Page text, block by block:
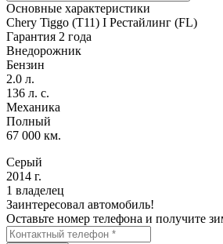
Основные характеристики
Chery Tiggo (T11) I Рестайлинг (FL)
Гарантия 2 года
Внедорожник
Бензин
2.0 л.
136 л. с.
Механика
Полный
67 000 км.
Серый
2014 г.
1 владелец
Заинтересовал автомобиль!
Оставьте номер телефона и получите